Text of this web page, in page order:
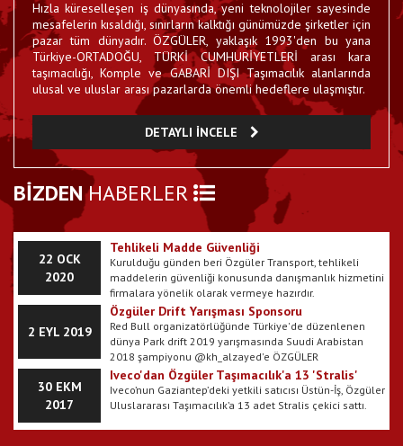
Hızla küreselleşen iş dünyasında, yeni teknolojiler sayesinde
mesafelerin kısaldığı, sınırların kalktığı günümüzde şirketler için
pazar tüm dünyadır. ÖZGÜLER, yaklaşık 1993'den bu yana
Türkiye-ORTADOĞU, TÜRKİ CUMHURİYETLERİ arası kara
taşımacılığı, Komple ve GABARİ DIŞI Taşımacılık alanlarında
ulusal ve uluslar arası pazarlarda önemli hedeflere ulaşmıştır.
DETAYLI İNCELE
BİZDENHABERLER
23 EYL 2017
Hataylı 55 uluslararası karayolu eşya taşımacısı firma
bir araya gelerek kurduğu Hatay RoRo firması...
23 EYL 2017
Özgüler E-Fatura Kullanmaya Başladı
Firmamız E-Fatura dönemine geçmiştir.
22 EYL 2017
Galeri Bölümümüz Güncellenmiştir
Araçlarımıza ait resimler web sitemize yüklenmiştir.
11 MAR
Corona virüsü belirtileri nasıl anlaşılır? Corona
virüsü korunma yöntemleri nelerdir?
Avrupa, Asya, Amerika, Avustralya kıtalarında hemen
her ülkede görülen Corona virüsü belirtileri ile pek çok
kişinin gündeminde yer alıyor. Korunma yöntemleri
temel anlamda temizlikten geçen Corona virüsü için
maske kullanımı yaygın öneriler arasında yer alıyor.
Corona virüsü taşıyan bir kişinin aksırması ya dan
öksürmesi sonucu ortaya saçılan zerrecikler, hastalığın
geçişine neden olabilmektedir. Virüsün el yordamıyla
geçmesi ve sonrasında virüs bulaşan elin ağza ya da
yüze götürülmesi de yayılmasını kolaylaştırıyor. Peki,
Corona virüsü belirtileri nasıl anlaşılır? İşte, uzmanların
konuyla ilgili yapmış olduğu değerlendirmeler ve
Corona virüsü hakkında bilinmesi gereken tüm detaylar
22 OCK
2020
Tehlikeli Madde Güvenliği
Kurulduğu günden beri Özgüler Transport, tehlikeli
maddelerin güvenliği konusunda danışmanlık hizmetini
firmalara yönelik olarak vermeye hazırdır.
2 EYL 2019
Özgüler Drift Yarışması Sponsoru
Red Bull organizatörlüğünde Türkiye'de düzenlenen
dünya Park drift 2019 yarışmasında Suudi Arabistan
2018 şampiyonu @kh_alzayed'e ÖZGÜLER
sponsorluğunda göstermiş olduğu performanstan
dolayı tebrik ediyoruz.
30 EKM
2017
Iveco'dan Özgüler Taşımacılık'a 13 'Stralis'
Iveco’nun Gaziantep’deki yetkili satıcısı Üstün-İş, Özgüler
Uluslararası Taşımacılık’a 13 adet Stralis çekici sattı.